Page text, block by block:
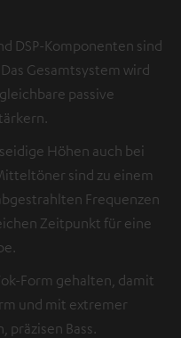
DSP-Komponenten sind
Gesamtsystem wird
passive
Höhen auch bei
sind zu einem
Frequenzen
Zeitpunkt für eine
Form gehalten, damit
und mit extremer
präzisen Bass.